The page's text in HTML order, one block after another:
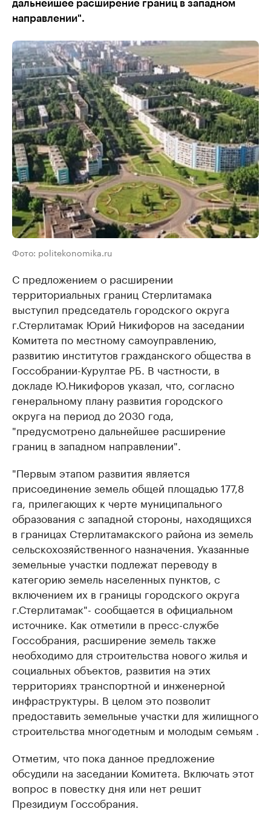
дальнейшее расширение границ в западном
направлении".
Фото: politekonomika.ru
С предложением о расширении
территориальных границ Стерлитамака
выступил председатель городского округа
г.Стерлитамак Юрий Никифоров на заседании
Комитета по местному самоуправлению,
развитию институтов гражданского общества в
Госсобрании-Курултае РБ. В частности, в
докладе Ю.Никифоров указал, что, согласно
генеральному плану развития городского
округа на период до 2030 года,
"предусмотрено дальнейшее расширение
границ в западном направлении".
"Первым этапом развития является
присоединение земель общей площадью 177,8
га, прилегающих к черте муниципального
образования с западной стороны, находящихся
в границах Стерлитамакского района из земель
сельскохозяйственного назначения. Указанные
земельные участки подлежат переводу в
категорию земель населенных пунктов, с
включением их в границы городского округа
г.Стерлитамак"- сообщается в официальном
источнике. Как отметили в пресс-службе
Госсобрания, расширение земель также
необходимо для строительства нового жилья и
социальных объектов, развития на этих
территориях транспортной и инженерной
инфраструктуры. В целом это позволит
предоставить земельные участки для жилищного
строительства многодетным и молодым семьям .
Отметим, что пока данное предложение
обсудили на заседании Комитета. Включать этот
вопрос в повестку дня или нет решит
Президиум Госсобрания.